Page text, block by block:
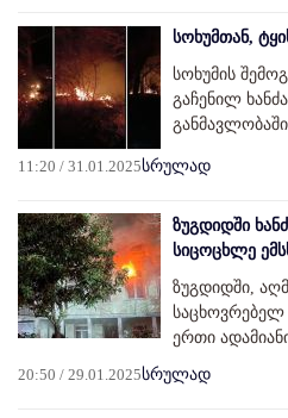
სოხუმთან,
სოხუმის
გაჩენილ
11:20 / 31.01.2025სრულად
ზუგდიდში
სიცოცხლე
ზუგდიდში,
საცხოვრებელ
ერთი
20:50 / 29.01.2025სრულად